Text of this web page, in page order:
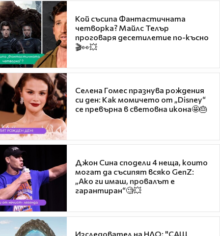
Кой съсипа Фантастичната
четворка? Майлс Телър
проговаря десетилетие по-късно
🎬👀💥
Селена Гомес празнува рождения
си ден: Как момичето от „Disney“
се превърна в световна икона🤩🎂
Джон Сина сподели 4 неща, които
могат да съсипят всяко GenZ:
„Ако ги имаш, провалът е
гарантиран“🧐💥
Изследовател на НЛО: "САЩ